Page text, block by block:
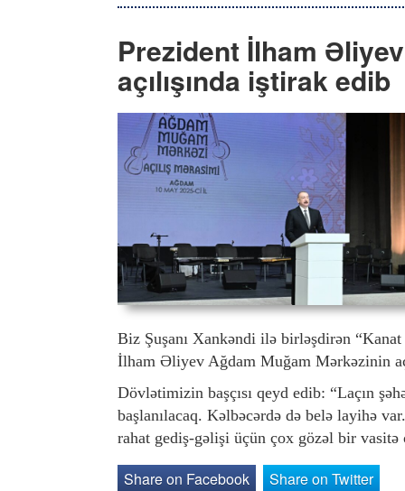
Prezident İlham
açılışında iştirak edib
Biz Şuşanı Xankəndi ilə birləşdirən
İlham Əliyev Ağdam Muğam Mərkəzinin
Dövlətimizin başçısı qeyd edib: “Laçın
başlanılacaq. Kəlbəcərdə də belə layihə
rahat gediş-gəlişi üçün çox gözəl bir vasitə
Share on Facebook Share on Twitter